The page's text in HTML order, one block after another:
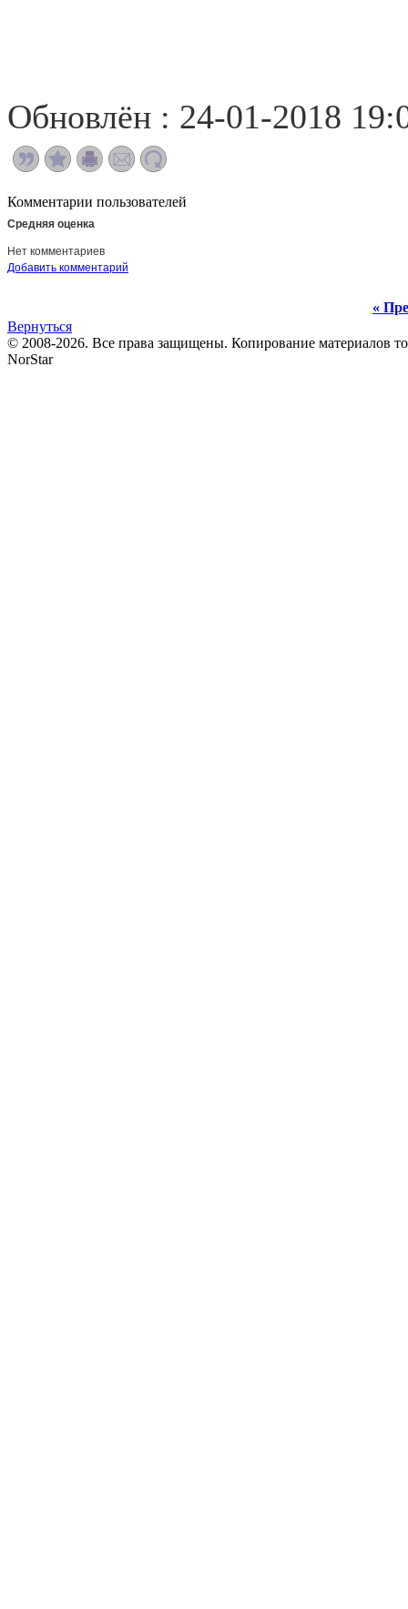
Обновлён : 24-01-2018
Комментарии пользователей
Средняя оценка
Нет комментариев
Добавить комментарий
«
Вернуться
© 2008-2026. Все права защищены. Копирование материалов
NorStar